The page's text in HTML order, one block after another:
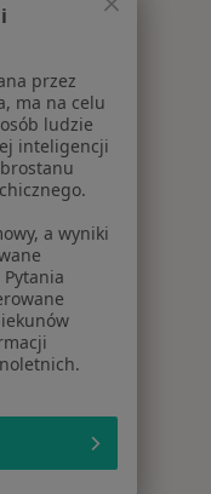
leczone
przez
ma na celu
ludzie
inteligencji
a wyniki